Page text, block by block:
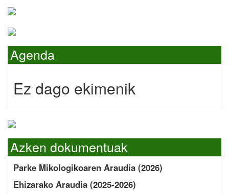
Agenda
Ez dago ekimenik
Azken dokumentuak
Parke Mikologikoaren Araudia (2026)
Ehizarako Araudia (2025-2026)